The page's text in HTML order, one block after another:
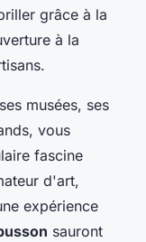
grâce à la
à la
musées, ses
vous
fascine
d'art,
expérience
sauront